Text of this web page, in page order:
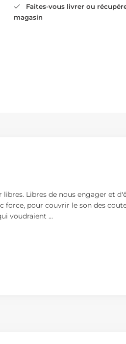
Faites-vous livrer ou
magasin
Libres de nous engager et
force, pour couvrir le son des
voudraient...